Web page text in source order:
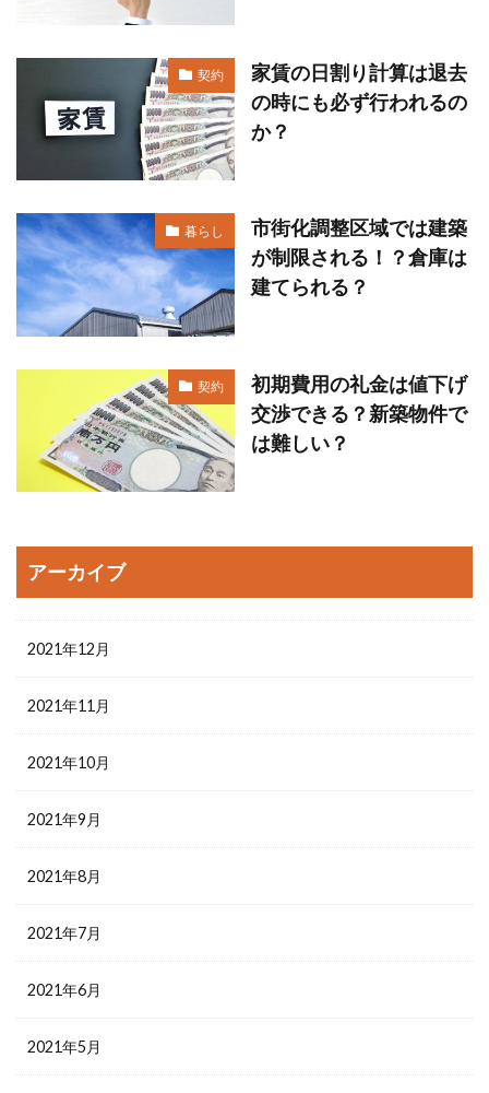
契約
家賃の日割り計算は退去
の時にも必ず行われるの
か？
暮らし
市街化調整区域では建築
が制限される！？倉庫は
建てられる？
契約
初期費用の礼金は値下げ
交渉できる？新築物件で
は難しい？
アーカイブ
2021年12月
2021年11月
2021年10月
2021年9月
2021年8月
2021年7月
2021年6月
2021年5月